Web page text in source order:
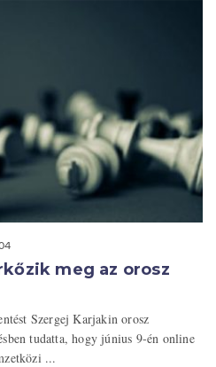
meg az orosz
Szergej Karjakin orosz
tudatta, hogy június 9-én online
...